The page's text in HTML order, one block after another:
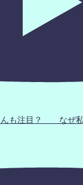
んも注目？ なぜ私